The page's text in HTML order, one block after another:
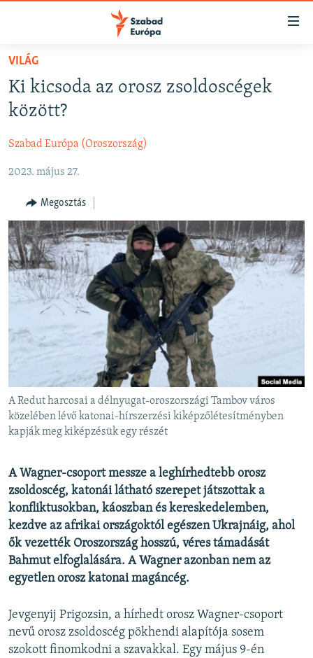
Akadálymentes
Ugrás
fő
oldalra
Ugrás
NAPIRENDEN
VIDEÓK
ELEMZŐ
NER15
SZABADON
TÁRSADALOM
DEMOKRÁCIA
A PÉNZ NYOMÁBAN
EURÓPAI UNIÓ
VILÁG
KLÍMAVÁLTOZÁS
A MÚLT TANULSÁGAI
KÖVESSEN MINKET!
Valamennyi RFE/RL weboldal
VILÁG
Ki kicsoda az orosz zsoldoscégek
között?
Szabad Európa (Oroszország)
2023. május 27.
Megosztás
A Redut harcosai a délnyugat-oroszországi Tambov város
közelében lévő katonai-hírszerzési kiképzőlétesítményben
kapják meg kiképzésük egy részét
A Wagner-csoport messze a leghírhedtebb orosz
zsoldoscég, katonái látható szerepet játszottak a
konfliktusokban, káoszban és kereskedelemben,
kezdve az afrikai országoktól egészen Ukrajnáig, ahol
ők vezették Oroszország hosszú, véres támadását
Bahmut elfoglalására. A Wagner azonban nem az
egyetlen orosz katonai magáncég.
Jevgenyij Prigozsin, a hírhedt orosz Wagner-csoport
nevű orosz zsoldoscég pökhendi alapítója sosem
szokott finomkodni a szavakkal. Egy május 9-én